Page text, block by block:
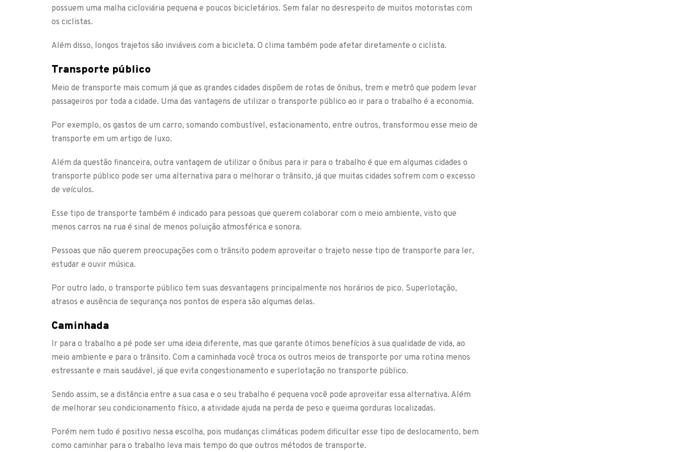
possuem uma malha cicloviária pequena e poucos bicicletários. Sem falar no desrespeito de muitos motoristas com
os ciclistas.
Além disso, longos trajetos são inviáveis com a bicicleta. O clima também pode afetar diretamente o ciclista.
Transporte público
Meio de transporte mais comum já que as grandes cidades dispõem de rotas de ônibus, trem e metrô que podem levar
passageiros por toda a cidade. Uma das vantagens de utilizar o transporte público ao ir para o trabalho é a economia.
Por exemplo, os gastos de um carro, somando combustível, estacionamento, entre outros, transformou esse meio de
transporte em um artigo de luxo.
Além da questão financeira, outra vantagem de utilizar o ônibus para ir para o trabalho é que em algumas cidades o
transporte público pode ser uma alternativa para o melhorar o trânsito, já que muitas cidades sofrem com o excesso
de veículos.
Esse tipo de transporte também é indicado para pessoas que querem colaborar com o meio ambiente, visto que
menos carros na rua é sinal de menos poluição atmosférica e sonora.
Pessoas que não querem preocupações com o trânsito podem aproveitar o trajeto nesse tipo de transporte para ler,
estudar e ouvir música.
Por outro lado, o transporte público tem suas desvantagens principalmente nos horários de pico. Superlotação,
atrasos e ausência de segurança nos pontos de espera são algumas delas.
Caminhada
Ir para o trabalho a pé pode ser uma ideia diferente, mas que garante ótimos benefícios à sua qualidade de vida, ao
meio ambiente e para o trânsito. Com a caminhada você troca os outros meios de transporte por uma rotina menos
estressante e mais saudável, já que evita congestionamento e superlotação no transporte público.
Sendo assim, se a distância entre a sua casa e o seu trabalho é pequena você pode aproveitar essa alternativa. Além
de melhorar seu condicionamento físico, a atividade ajuda na perda de peso e queima gorduras localizadas.
Porém nem tudo é positivo nessa escolha, pois mudanças climáticas podem dificultar esse tipo de deslocamento, bem
como caminhar para o trabalho leva mais tempo do que outros métodos de transporte.